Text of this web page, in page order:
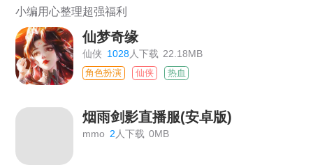
小编用心整理超强福利
仙梦奇缘
仙侠 1028人下载 22.18MB
角色扮演 仙侠 热血
烟雨剑影直播服(安卓版)
mmo 2人下载 0MB